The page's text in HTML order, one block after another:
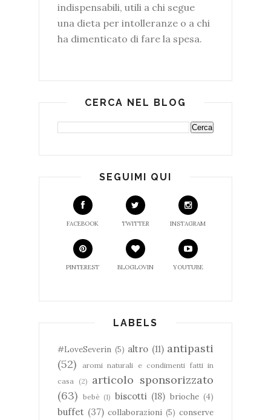
indispensabili, utili a chi segue
una dieta per intolleranze o a chi
ha dimenticato di fare la spesa.
CERCA NEL BLOG
SEGUIMI QUI
FACEBOOK TWITTER INSTAGRAM
PINTEREST BLOGLOVIN YOUTUBE
LABELS
#LoveSeverin (5) altro (11) antipasti
(52)
aromi naturali e condimenti fatti in
casa
(2) articolo sponsorizzato
(63) bebè (1) biscotti (18) brioche (4)
buffet (37) collaborazioni (5) conserve